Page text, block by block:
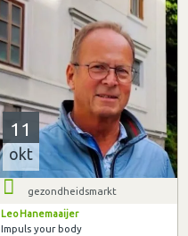
11
okt
gezondheidsmarkt
Leo Hanemaaijer
Impuls your body